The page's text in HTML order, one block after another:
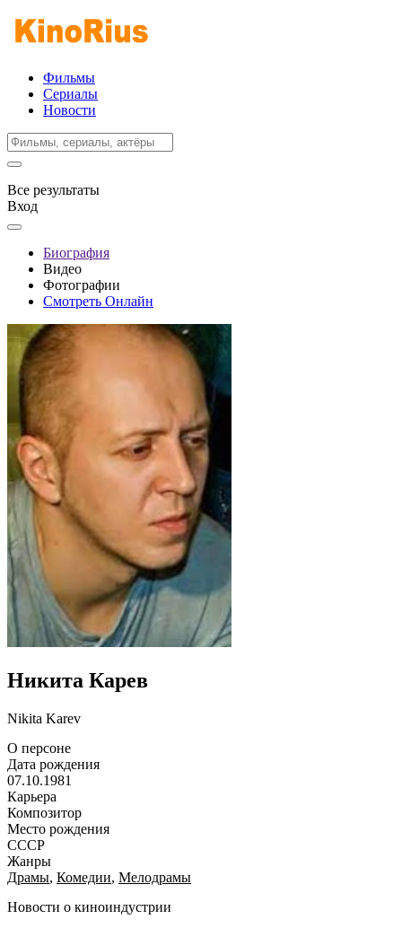
Фильмы
Сериалы
Новости
Все результаты
Вход
Биография
Видео
Фотографии
Смотреть Онлайн
Никита Карев
Nikita Karev
О персоне
Дата рождения
07.10.1981
Карьера
Композитор
Место рождения
СССР
Жанры
Драмы, Комедии, Мелодрамы
Новости о киноиндустрии